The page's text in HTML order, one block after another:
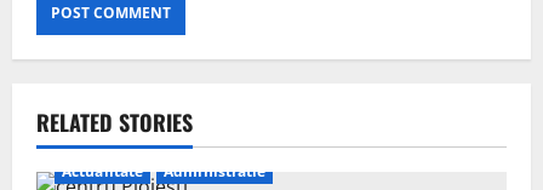
RELATED STORIES
Actualitate Administratie